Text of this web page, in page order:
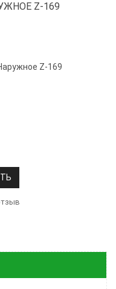
Z-169
Z-169